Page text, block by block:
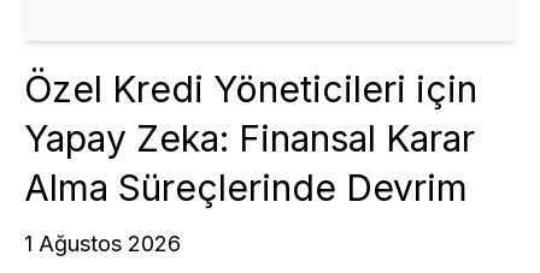
Özel Kredi Yöneticileri için
Yapay Zeka: Finansal Karar
Alma Süreçlerinde Devrim
1 Ağustos 2026